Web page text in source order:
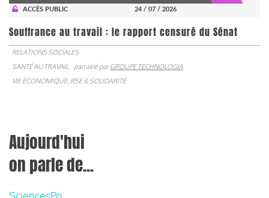
ACCÈS PUBLIC
24 / 07 / 2026
Souffrance au travail : le rapport censuré du Sénat
RELATIONS SOCIALES
SANTÉ AU TRAVAIL
parrainé parGROUPE TECHNOLOGIA
VIE ÉCONOMIQUE, RSE & SOLIDARITÉ
Aujourd'hui
on parle de...